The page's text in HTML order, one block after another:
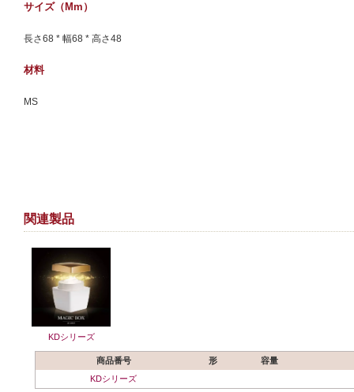
サイズ（mm）
長さ68 * 幅68 * 高さ48
材料
MS
関連製品
KDシリーズ
商品番号 形
容量
KDシリーズ